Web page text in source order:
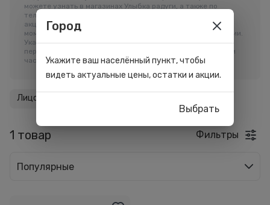
можете узнать в магазинах Улыбка радуги, а также по
телефону горячей линии 8-800-505-66-00. Организатор
акции имеет право приостановить ее проведение в любой
момент без объяснения причин или изменить условия акции.
Указана максимально возможная скидка в рамках акции, В
период проведения Акции возможно временное полное или
частичное отсутствие ассортимента акционного товара.
Лицо
1 товар Фильтры
Популярные
Город
Укажите ваш населённый пункт, чтобы
видеть актуальные цены, остатки и акции.
Выбрать